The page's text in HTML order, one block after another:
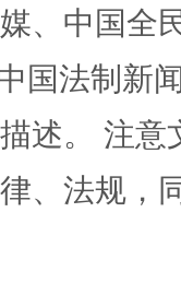
、中国全
国法制新
述。 注
、法规，